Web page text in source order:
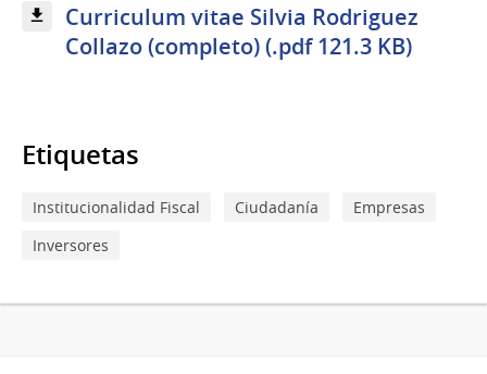
Curriculum vitae Silvia Rodriguez
Collazo (completo) (.pdf 121.3 KB)
Etiquetas
Institucionalidad Fiscal Ciudadanía
Empresas
Inversores